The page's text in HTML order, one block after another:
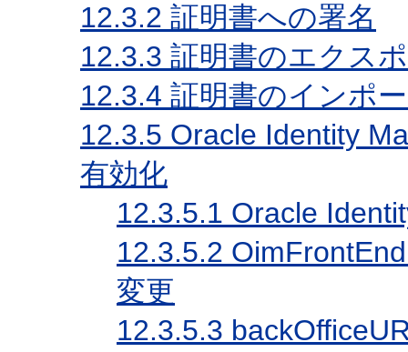
12.3.2 証明書への署名
12.3.3 証明書のエクス
12.3.4 証明書のインポ
12.3.5 Oracle Identity
有効化
12.3.5.1 Oracle
12.3.5.2
変更
12.3.5.3